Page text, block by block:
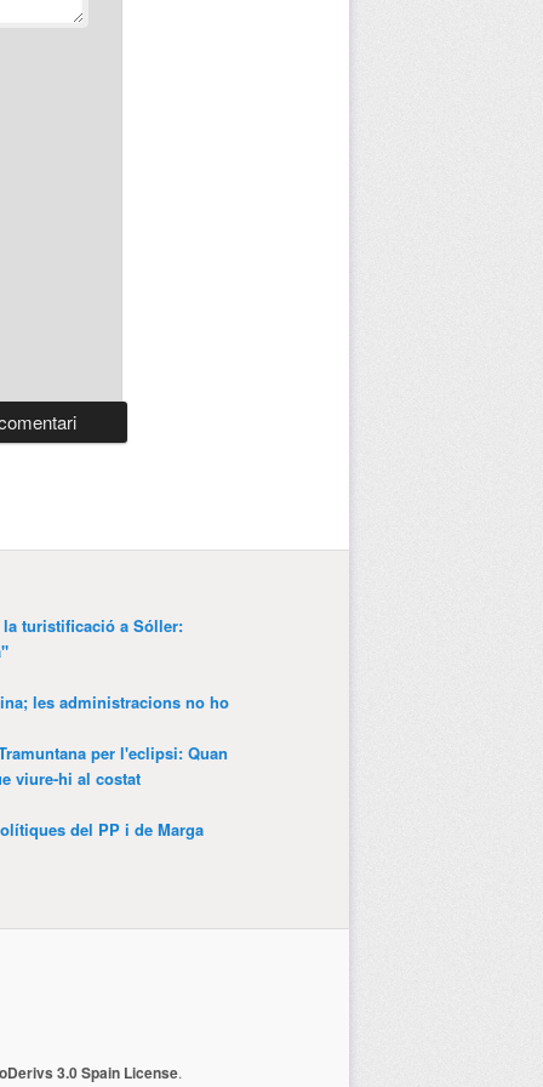
turistificació a Sóller:
les administracions no ho
per l'eclipsi: Quan
viure-hi al costat
del PP i de Marga
3.0 Spain License.